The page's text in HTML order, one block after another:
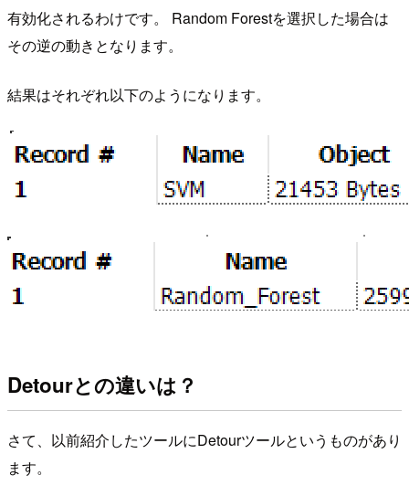
有効化されるわけです。 Random Forestを選択した場合は
その逆の動きとなります。
結果はそれぞれ以下のようになります。
Detourとの違いは？
さて、以前紹介したツールにDetourツールというものがあり
ます。